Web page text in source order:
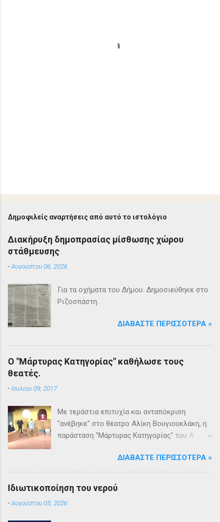
Δημοφιλείς αναρτήσεις από αυτό το ιστολόγιο
Διακήρυξη δημοπρασίας μίσθωσης χώρου
στάθμευσης
-Αυγούστου 06, 2026
Για τα οχήματα του Δήμου. Δημοσιεύθηκε στο
Ριζοσπάστη.
ΔΙΑΒΆΣΤΕ ΠΕΡΙΣΣΌΤΕΡΑ »
Ο "Μάρτυρας Κατηγορίας" καθήλωσε τους
θεατές.
-Ιουλίου 09, 2017
Με τεράστια επιτυχία και ανταπόκριση
"ανέβηκε" στο θέατρο Αλίκη Βουγιουκλάκη, η
παράσταση "Μάρτυρας Κατηγορίας" του Α΄
Βριλησσίων. Το θέατρο γέμισε και πάνω από
1500 θεατές και τις δύο βραδιές απόλαυσαν
κυριολεκτικά μία σπουδαία παράσταση
υψηλής δραματουργίας. Το έργο της Αγκάθα
Κρίστι καθήλωσε τους θεατρόφιλους σε όλη
ΔΙΑΒΆΣΤΕ ΠΕΡΙΣΣΌΤΕΡΑ »
Ιδιωτικοποίηση του νερού
-Αυγούστου 05, 2026